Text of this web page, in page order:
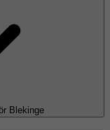
Blekinge